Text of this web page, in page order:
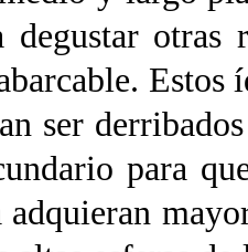
degustar otras
Estos
ser
para